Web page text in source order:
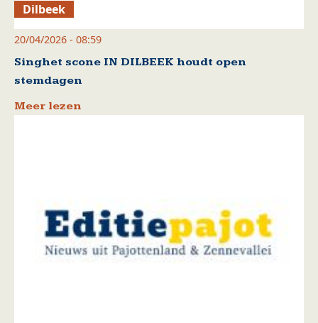
Dilbeek
20/04/2026 - 08:59
Singhet scone IN DILBEEK houdt open
stemdagen
Meer lezen